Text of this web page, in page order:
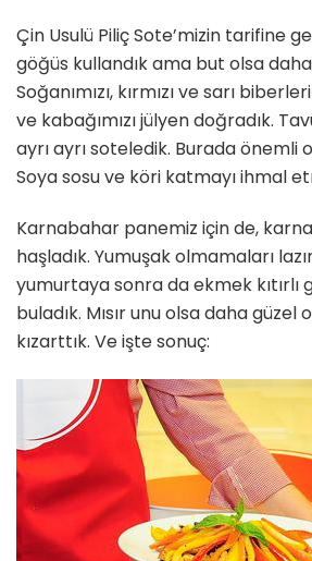
Çin Usulü Piliç Sote’mizin tarifine
göğüs kullandık ama but olsa
Soğanımızı, kırmızı ve sarı
ve kabağımızı jülyen doğradık.
ayrı ayrı soteledik. Burada önemli
Soya sosu ve köri katmayı ihmal
Karnabahar panemiz için de,
haşladık. Yumuşak olmamaları
yumurtaya sonra da ekmek kıtırlı
buladık. Mısır unu olsa daha güzel
kızarttık. Ve işte sonuç: